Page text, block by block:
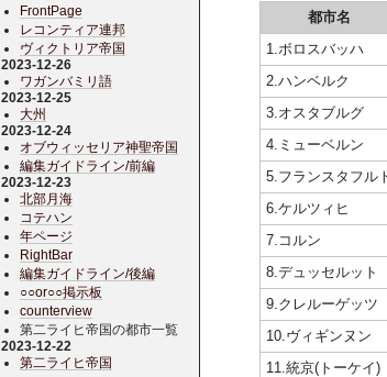
都市名
1.ボロスバッハ
2.ハンベルク
3.オスタブルグ
4.ミューベルン
5.フランスタフル
6.ケルツィヒ
7.コルン
8.デュッセルット
9.クレルーゲッツ
10.ヴィギンヌン
11.統京(トーケイ)
FrontPage
レコンティア連邦
ヴィクトリア帝国
2023-12-26
ワガンバミリ語
2023-12-25
大州
2023-12-24
オブウィッセリア神聖帝国
編集ガイドライン/前編
2023-12-23
北部月海
コテハン
年ページ
RightBar
編集ガイドライン/後編
○○or○○掲示板
counterview
第二ライヒ帝国の都市一覧
2023-12-22
第二ライヒ帝国